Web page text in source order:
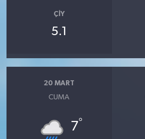
ÇIY
5.1
20 MART
CUMA
7°